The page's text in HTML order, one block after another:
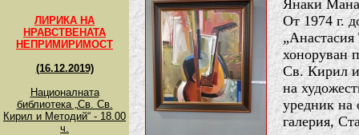
ЛИРИКА НА
НРАВСТВЕНАТА
НЕПРИМИРИМОСТ
(16.12.2019)
Националната
библиотека „Св. Св.
Кирил и Методий“ - 18.00
ч.
Янаки
От 1974 г.
хоноруван
Св. Кирил
на
уредник на
галерия,